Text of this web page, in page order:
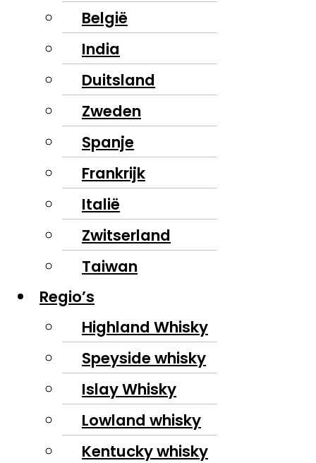
België
India
Duitsland
Zweden
Spanje
Frankrijk
Italië
Zwitserland
Taiwan
Regio’s
Highland Whisky
Speyside whisky
Islay Whisky
Lowland whisky
Kentucky whisky